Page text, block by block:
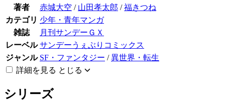
著者 赤城大空 / 山田孝太郎 /福きつね
カテゴリ 少年・青年マンガ
雑誌
月刊サンデーＧＸ
レーベル サンデーうぇぶりコミックス
ジャンル SF・ファンタジー /異世界・転生
詳細を見る とじる
シリーズ